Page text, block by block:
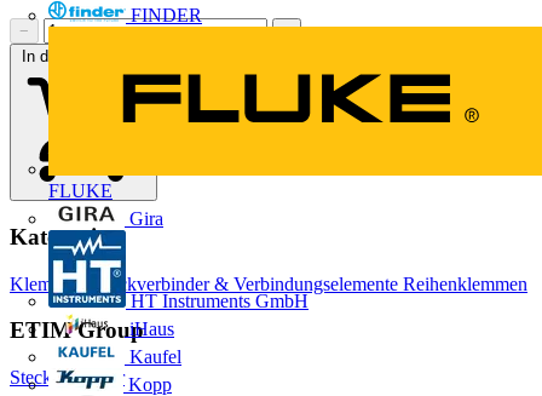
FINDER
FLUKE
Gira
HT Instruments GmbH
iHaus
Kaufel
Kopp
−
+
In den Warenkorb
Kategorien
Klemmen, Steckverbinder & Verbindungselemente Reihenklemmen
ETIM Group
Steckverbinder